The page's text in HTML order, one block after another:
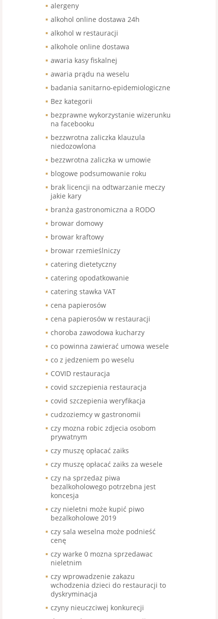
alergeny
alkohol online dostawa 24h
alkohol w restauracji
alkohole online dostawa
awaria kasy fiskalnej
awaria prądu na weselu
badania sanitarno-epidemiologiczne
Bez kategorii
bezprawne wykorzystanie wizerunku
na facebooku
bezzwrotna zaliczka klauzula
niedozowlona
bezzwrotna zaliczka w umowie
blogowe podsumowanie roku
brak licencji na odtwarzanie meczy
jakie kary
branża gastronomiczna a RODO
browar domowy
browar kraftowy
browar rzemieślniczy
catering dietetyczny
catering opodatkowanie
catering stawka VAT
cena papierosów
cena papierosów w restauracji
choroba zawodowa kucharzy
co powinna zawierać umowa wesele
co z jedzeniem po weselu
COVID restauracja
covid szczepienia restauracja
covid szczepienia weryfikacja
cudzoziemcy w gastronomii
czy mozna robic zdjecia osobom
prywatnym
czy muszę opłacać zaiks
czy muszę opłacać zaiks za wesele
czy na sprzedaz piwa
bezalkoholowego potrzebna jest
koncesja
czy nieletni może kupić piwo
bezalkoholowe 2019
czy sala weselna może podnieść
cenę
czy warke 0 mozna sprzedawac
nieletnim
czy wprowadzenie zakazu
wchodzenia dzieci do restauracji to
dyskryminacja
czyny nieuczciwej konkurecji